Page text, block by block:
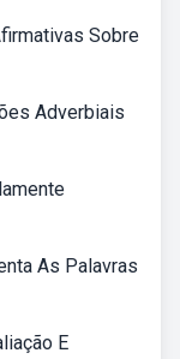
Sobre
Adverbiais
As Palavras
E